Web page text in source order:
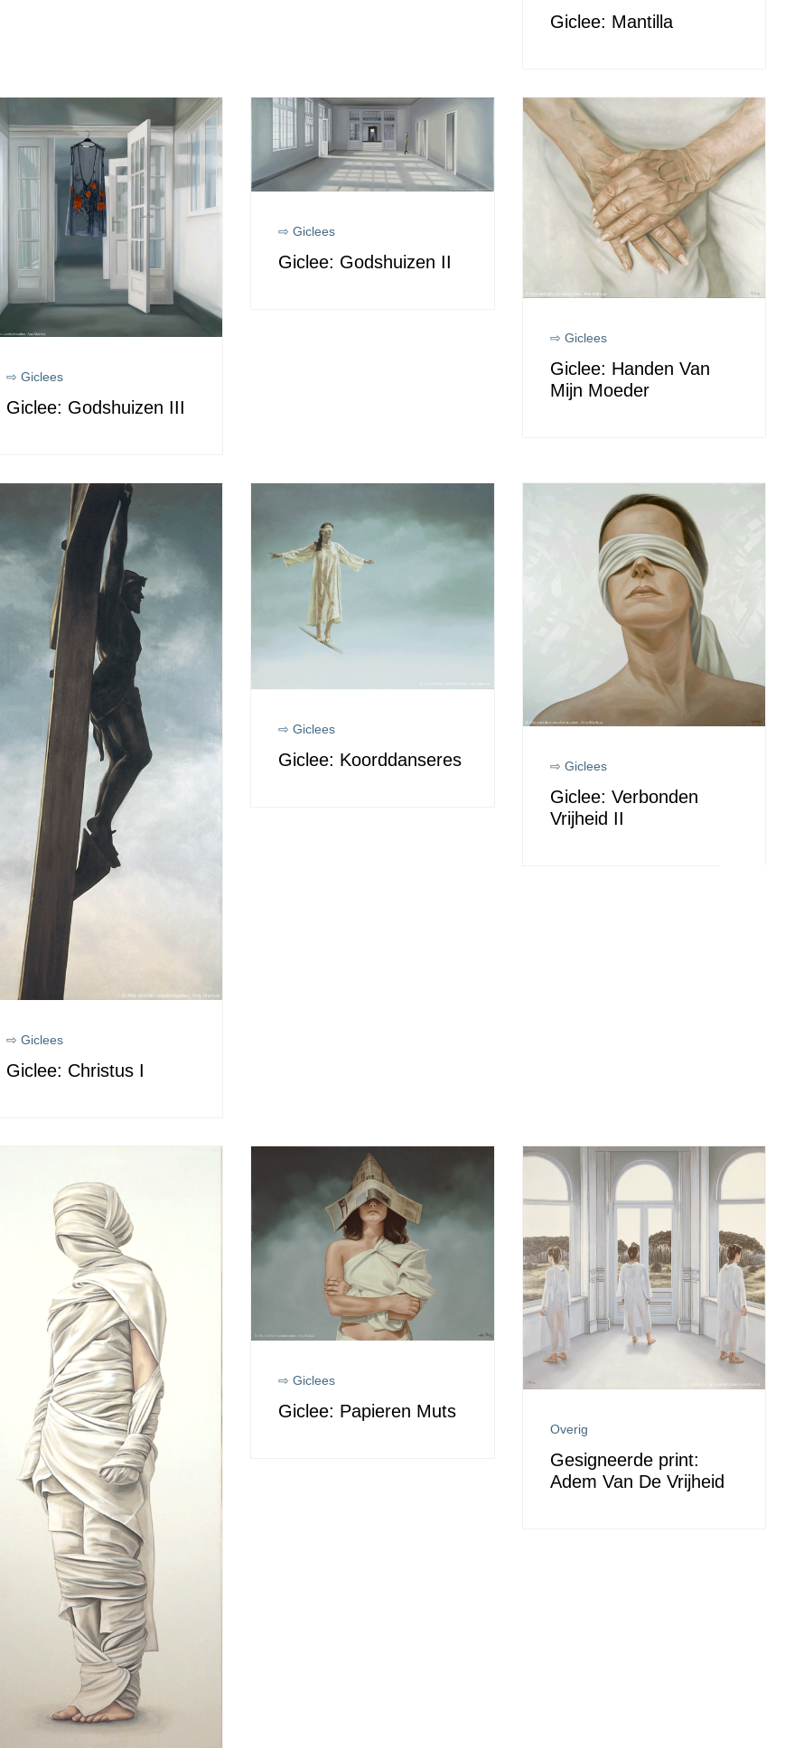
Giclee: Mantilla
⇨ Giclees
Giclee: Godshuizen III
⇨ Giclees
Giclee: Godshuizen II
⇨ Giclees
Giclee: Handen Van
Mijn Moeder
⇨ Giclees
Giclee: Christus I
⇨ Giclees
Giclee: Koorddanseres ⇨ Giclees
Giclee: Verbonden
Vrijheid II
⇨ Giclees
Giclee: Papieren Muts
Overig
Gesigneerde print:
Adem Van De Vrijheid